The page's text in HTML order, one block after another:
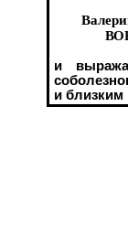
и
и близким